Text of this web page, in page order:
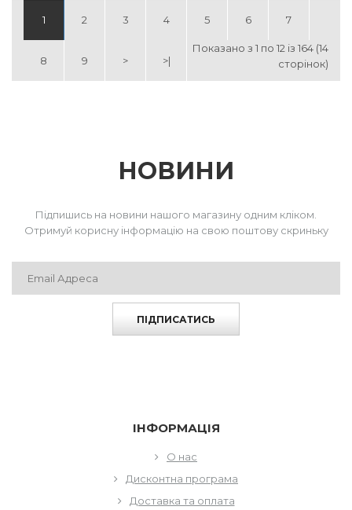
1 2 3 4 5 6 7
8 9 > >|
Показано з 1 по 12 із 164 (14
сторінок)
НОВИНИ
Підпишись на новини нашого магазину одним кліком.
Отримуй корисну інформацію на свою поштову скриньку
ПІДПИСАТИСЬ
ІНФОРМАЦІЯ
О нас
Дисконтна програма
Доставка та оплата